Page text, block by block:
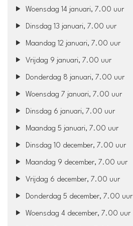
Woensdag 14 januari, 7.00 uur
Dinsdag 13 januari, 7.00 uur
Maandag 12 januari, 7.00 uur
Vrijdag 9 januari, 7.00 uur
Donderdag 8 januari, 7.00 uur
Woensdag 7 januari, 7.00 uur
Dinsdag 6 januari, 7.00 uur
Maandag 5 januari, 7.00 uur
Dinsdag 10 december, 7.00 uur
Maandag 9 december, 7.00 uur
Vrijdag 6 december, 7.00 uur
Donderdag 5 december, 7.00 uur
Woensdag 4 december, 7.00 uur